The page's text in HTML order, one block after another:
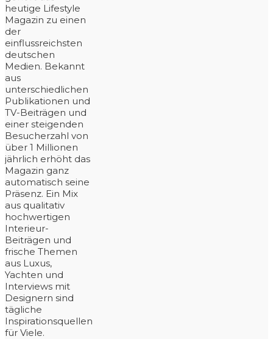
heutige Lifestyle
Magazin zu einen
der
einflussreichsten
deutschen
Medien. Bekannt
aus
unterschiedlichen
Publikationen und
TV-Beiträgen und
einer steigenden
Besucherzahl von
über 1 Millionen
jährlich erhöht das
Magazin ganz
automatisch seine
Präsenz. Ein Mix
aus qualitativ
hochwertigen
Interieur-
Beiträgen und
frische Themen
aus Luxus,
Yachten und
Interviews mit
Designern sind
tägliche
Inspirationsquellen
für Viele.